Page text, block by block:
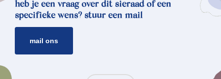
heb je een vraag over dit sieraad of een
specifieke wens? stuur een mail
mail ons